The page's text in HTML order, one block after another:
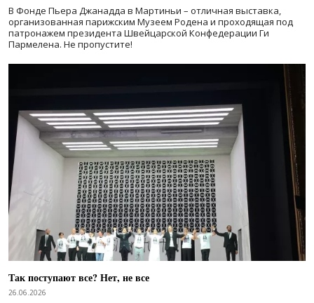
В Фонде Пьера Джанадда в Мартиньи – отличная выставка,
организованная парижским Музеем Родена и проходящая под
патронажем президента Швейцарской Конфедерации Ги
Пармелена. Не пропустите!
Так поступают все? Нет, не все
26.06.2026